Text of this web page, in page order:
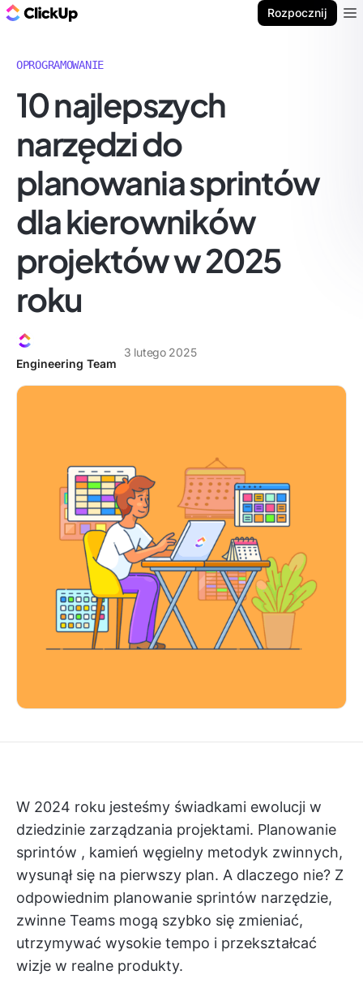
Rozpocznij
OPROGRAMOWANIE
10 najlepszych
narzędzi do
planowania sprintów
dla kierowników
projektów w 2025
roku
Engineering Team
3 lutego 2025
W 2024 roku jesteśmy świadkami ewolucji w
dziedzinie zarządzania projektami. Planowanie
sprintów , kamień węgielny metodyk zwinnych,
wysunął się na pierwszy plan. A dlaczego nie? Z
odpowiednim planowanie sprintów narzędzie,
zwinne Teams mogą szybko się zmieniać,
utrzymywać wysokie tempo i przekształcać
wizje w realne produkty.